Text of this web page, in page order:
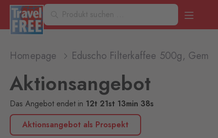
Homepage Eduscho Filterkaffee 500g,
Aktionsangebot
Das Angebot endet in 12t 21st 13min 38s
Aktionsangebot als Prospekt